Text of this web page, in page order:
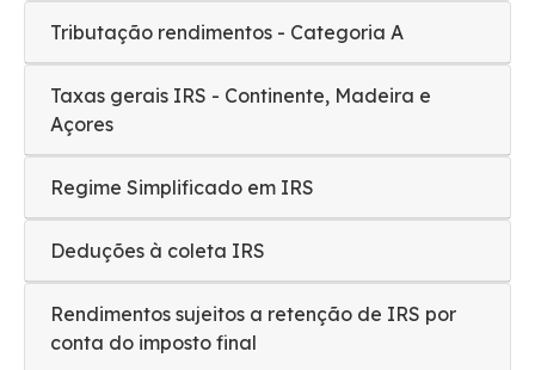
Tributação rendimentos - Categoria A
Taxas gerais IRS - Continente, Madeira e
Açores
Regime Simplificado em IRS
Deduções à coleta IRS
Rendimentos sujeitos a retenção de IRS por
conta do imposto final